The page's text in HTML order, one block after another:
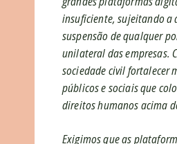
insuficiente, sujeitando a
suspensão de qualquer
unilateral das empresas.
sociedade civil fortalecer
públicos e sociais que
direitos humanos acima
Exigimos que as